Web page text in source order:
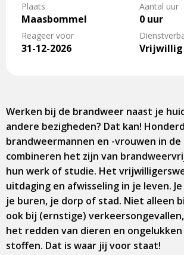
Plaats
Maasbommel
Reageer voor
31-12-2026
Aantal uur
0 uur
Vrijwillig
Werken bij de brandweer naast je
andere bezigheden? Dat kan!
brandweermannen en -vrouwen in de
combineren het zijn van
hun werk of studie. Het
uitdaging en afwisseling in je leven.
je buren, je dorp of stad. Niet alleen
ook bij (ernstige)
het redden van dieren en
stoffen. Dat is waar jij voor staat!